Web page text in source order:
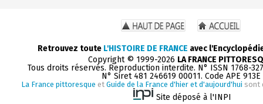
Retrouvez toute L'HISTOIRE DE FRANCE avec
Copyright © 1999-2026 LA FRANCE
Tous droits réservés. Reproduction interdite. N° ISSN 1768-
N° Siret 481 246619 00011. Code APE 913E
La France pittoresque et Guide de la France d'hier et d'aujourd'hui sont
Site déposé à l'INPI